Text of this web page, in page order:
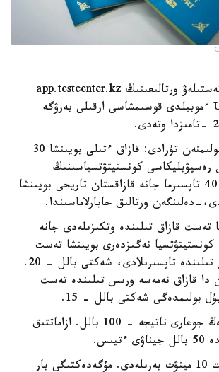
ءوتىنىشتى ۇلتتىق تەستىلەۋ ورتالىعىنىڭ app.testcenter.kz
سايتى نەمەسە UTO ءموبيلدى قوسىمشاسى ارقىلى بەرۋگە
- تەستىلەۋ ءۇش بولىمنەن تۇرادى: قازاق ءتىلى بويىنشا 30
رەسپۋبليكاسى كونستيتۋتسياسىنىڭ
نەگىزدەرى بويىنشا 40 تاپسىرما جانە قازاقستان تاريحى بويىنشا
تەست قازاق تىلىندە وتكىزىلەدى جانە
بالل - 15. كونستيتۋتسيا نەگىزدەرى بويىنشا تەست
قازاق نەمەسە ورىس تىلىندە تاپسىرىلادى، شەكتى بالل - 20.
دا قازاق نەمەسە ورىس تىلىندە تەست
بولىمدەگى شەكتى بالل - 15.
جالپى تەستىلەۋدە ەڭ جوعارى ناتيجە - 100 بالل. ازاماتتىق
تەستىلەۋگە 2 ساعات 10 مينۋت بەرىلەدى. مۇگەدەكتىگى بار